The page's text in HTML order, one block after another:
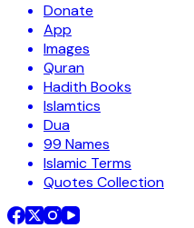
Donate
App
Images
Quran
Hadith Books
Islamtics
Dua
99 Names
Islamic Terms
Quotes Collection